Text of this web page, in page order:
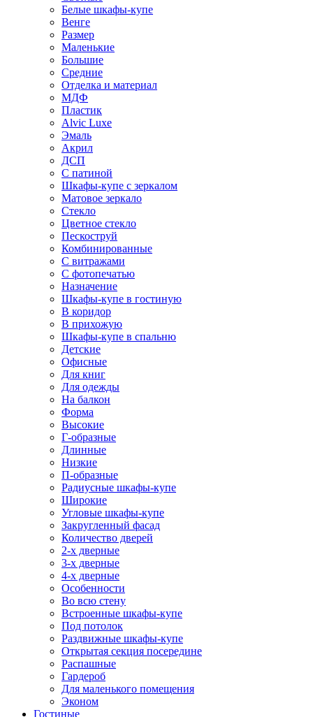
Белые шкафы-купе
Венге
Размер
Маленькие
Большие
Средние
Отделка и материал
МДФ
Пластик
Alvic Luxe
Эмаль
Акрил
ДСП
С патиной
Шкафы-купе с зеркалом
Матовое зеркало
Стекло
Цветное стекло
Пескоструй
Комбинированные
С витражами
С фотопечатью
Назначение
Шкафы-купе в гостиную
В коридор
В прихожую
Шкафы-купе в спальню
Детские
Офисные
Для книг
Для одежды
На балкон
Форма
Высокие
Г-образные
Длинные
Низкие
П-образные
Радиусные шкафы-купе
Широкие
Угловые шкафы-купе
Закругленный фасад
Количество дверей
2-х дверные
3-х дверные
4-х дверные
Особенности
Во всю стену
Встроенные шкафы-купе
Под потолок
Раздвижные шкафы-купе
Открытая секция посередине
Распашные
Гардероб
Для маленького помещения
Эконом
Гостиные